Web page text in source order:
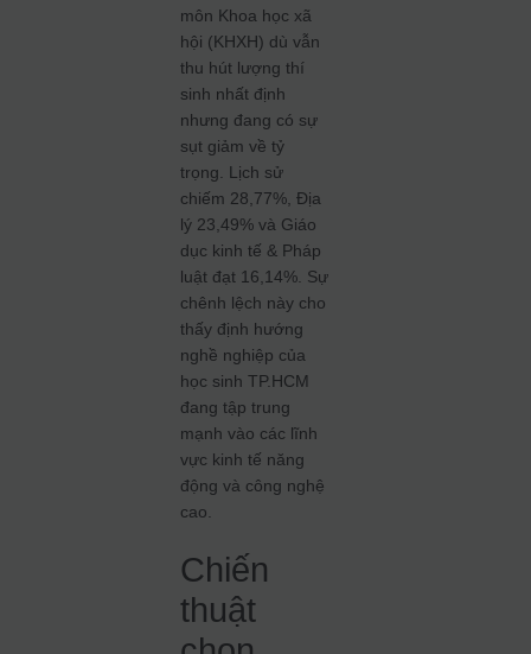
môn Khoa học xã
hội (KHXH) dù vẫn
thu hút lượng thí
sinh nhất định
nhưng đang có sự
sụt giảm về tỷ
trọng. Lịch sử
chiếm 28,77%, Địa
lý 23,49% và Giáo
dục kinh tế & Pháp
luật đạt 16,14%. Sự
chênh lệch này cho
thấy định hướng
nghề nghiệp của
học sinh TP.HCM
đang tập trung
mạnh vào các lĩnh
vực kinh tế năng
động và công nghệ
cao.
Chiến
thuật